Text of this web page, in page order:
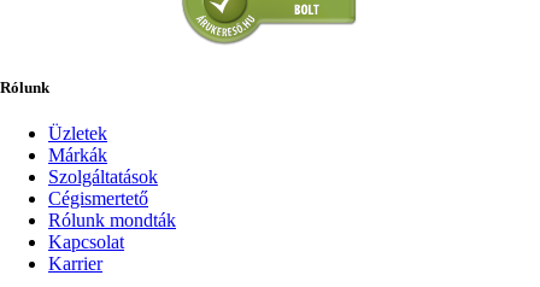
Rólunk
Üzletek
Márkák
Szolgáltatások
Cégismertető
Rólunk mondták
Kapcsolat
Karrier